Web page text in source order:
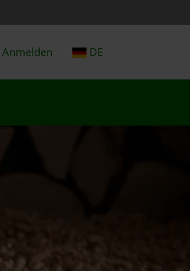
Anmelden DE